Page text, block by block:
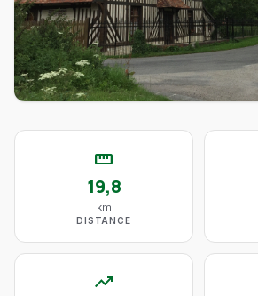
straighten
19,8
km
DISTANCE
trending_up